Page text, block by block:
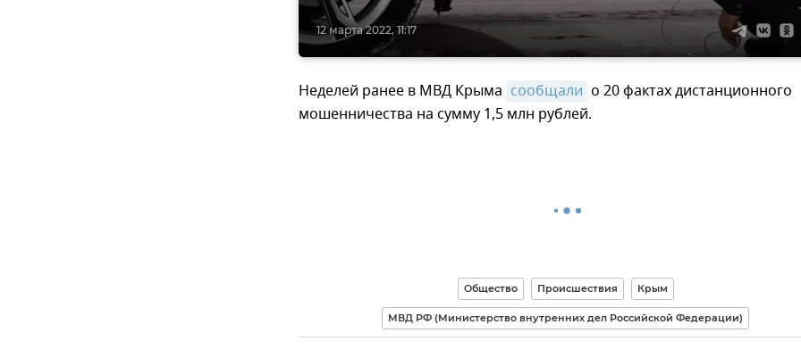
12 марта 2022, 11:17
Неделей ранее в МВД Крыма сообщали о 20 фактах дистанционного
мошенничества на сумму 1,5 млн рублей.
Общество Происшествия Крым
МВД РФ (Министерство внутренних дел Российской Федерации)